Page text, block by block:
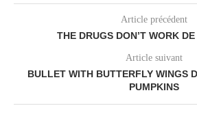
Article précédent
THE DRUGS DON’T WORK
Article suivant
BULLET WITH BUTTERFLY WINGS
PUMPKINS